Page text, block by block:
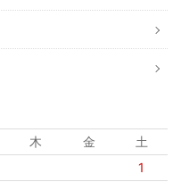
木 金
土
1